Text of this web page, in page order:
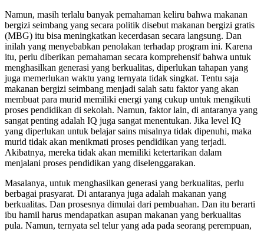
Namun, masih terlalu banyak pemahaman keliru bahwa makanan
bergizi seimbang yang secara politik disebut makanan bergizi gratis
(MBG) itu bisa meningkatkan kecerdasan secara langsung. Dan
inilah yang menyebabkan penolakan terhadap program ini. Karena
itu, perlu diberikan pemahaman secara komprehensif bahwa untuk
menghasilkan generasi yang berkualitas, diperlukan tahapan yang
juga memerlukan waktu yang ternyata tidak singkat. Tentu saja
makanan bergizi seimbang menjadi salah satu faktor yang akan
membuat para murid memiliki energi yang cukup untuk mengikuti
proses pendidikan di sekolah. Namun, faktor lain, di antaranya yang
sangat penting adalah IQ juga sangat menentukan. Jika level IQ
yang diperlukan untuk belajar sains misalnya tidak dipenuhi, maka
murid tidak akan menikmati proses pendidikan yang terjadi.
Akibatnya, mereka tidak akan memiliki ketertarikan dalam
menjalani proses pendidikan yang diselenggarakan.
Masalanya, untuk menghasilkan generasi yang berkualitas, perlu
berbagai prasyarat. Di antaranya juga adalah makanan yang
berkualitas. Dan prosesnya dimulai dari pembuahan. Dan itu berarti
ibu hamil harus mendapatkan asupan makanan yang berkualitas
pula. Namun, ternyata sel telur yang ada pada seorang perempuan,